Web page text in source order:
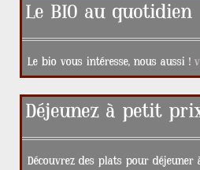
Le BIO au quotidien
Le bio vous intéresse, nous aussi !
Déjeunez à petit
Découvrez des plats pour